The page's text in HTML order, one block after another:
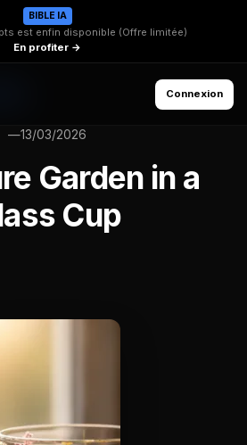
BIBLE IA
est enfin disponible (Offre limitée)
En profiter →
Connexion
—13/03/2026
Garden in a
Cup